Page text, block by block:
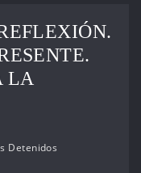
LA
Detenidos